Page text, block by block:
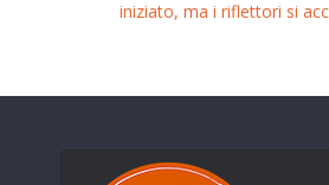
iniziato, ma i riflettori si